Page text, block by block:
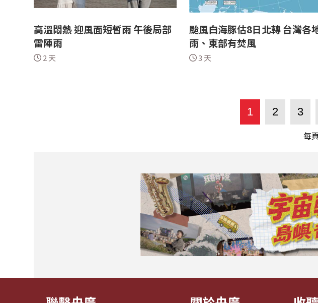
高溫悶熱 迎風面短暫雨 午後局部
雷陣雨
2 天
颱風白海豚估8日北轉 台灣各
雨、東部有焚風
3 天
1 2 3
每